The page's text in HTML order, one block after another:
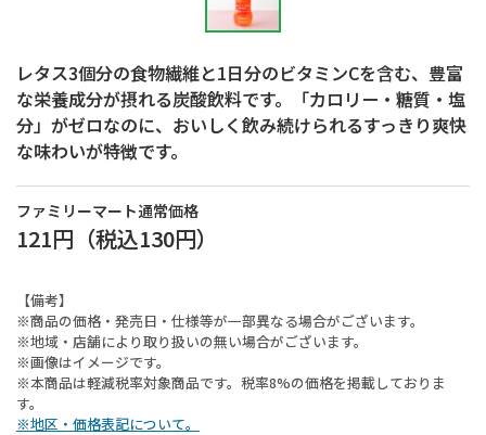
レタス3個分の食物繊維と1日分のビタミンCを含む、豊富
な栄養成分が摂れる炭酸飲料です。「カロリー・糖質・塩
分」がゼロなのに、おいしく飲み続けられるすっきり爽快
な味わいが特徴です。
ファミリーマート通常価格
121円 （税込130円）
【備考】
※商品の価格・発売日・仕様等が一部異なる場合がございます。
※地域・店舗により取り扱いの無い場合がございます。
※画像はイメージです。
※本商品は軽減税率対象商品です。税率8%の価格を掲載しておりま
す。
※地区・価格表記について。